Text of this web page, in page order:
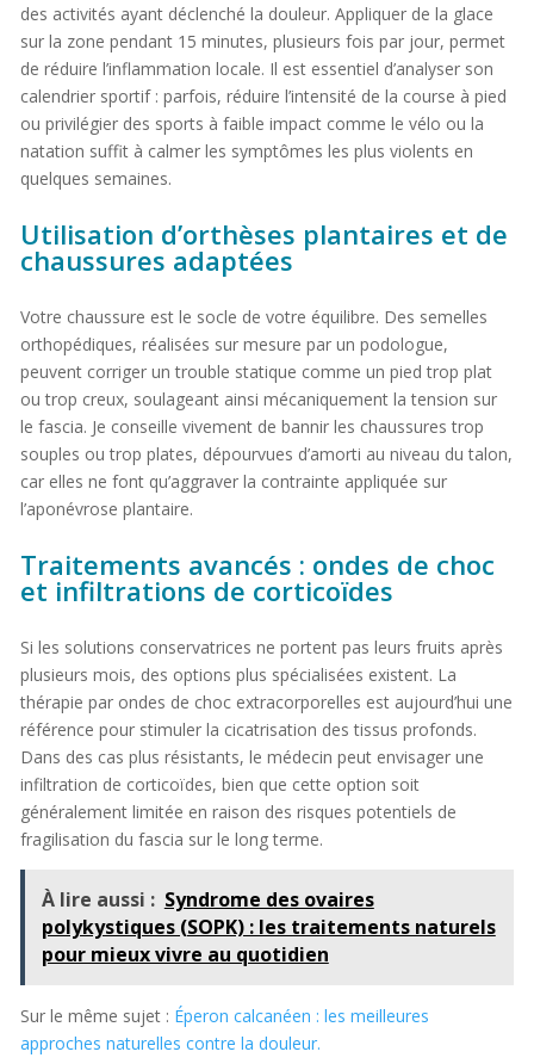
des activités ayant déclenché la douleur. Appliquer de la glace
sur la zone pendant 15 minutes, plusieurs fois par jour, permet
de réduire l’inflammation locale. Il est essentiel d’analyser son
calendrier sportif : parfois, réduire l’intensité de la course à pied
ou privilégier des sports à faible impact comme le vélo ou la
natation suffit à calmer les symptômes les plus violents en
quelques semaines.
Utilisation d’orthèses plantaires et de
chaussures adaptées
Votre chaussure est le socle de votre équilibre. Des semelles
orthopédiques, réalisées sur mesure par un podologue,
peuvent corriger un trouble statique comme un pied trop plat
ou trop creux, soulageant ainsi mécaniquement la tension sur
le fascia. Je conseille vivement de bannir les chaussures trop
souples ou trop plates, dépourvues d’amorti au niveau du talon,
car elles ne font qu’aggraver la contrainte appliquée sur
l’aponévrose plantaire.
Traitements avancés : ondes de choc
et infiltrations de corticoïdes
Si les solutions conservatrices ne portent pas leurs fruits après
plusieurs mois, des options plus spécialisées existent. La
thérapie par ondes de choc extracorporelles est aujourd’hui une
référence pour stimuler la cicatrisation des tissus profonds.
Dans des cas plus résistants, le médecin peut envisager une
infiltration de corticoïdes, bien que cette option soit
généralement limitée en raison des risques potentiels de
fragilisation du fascia sur le long terme.
À lire aussi : Syndrome des ovaires
polykystiques (SOPK) : les traitements naturels
pour mieux vivre au quotidien
Sur le même sujet : Éperon calcanéen : les meilleures
approches naturelles contre la douleur.